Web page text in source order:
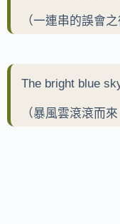
（一連串的誤會
The bright blue
（暴風雲滾滾而